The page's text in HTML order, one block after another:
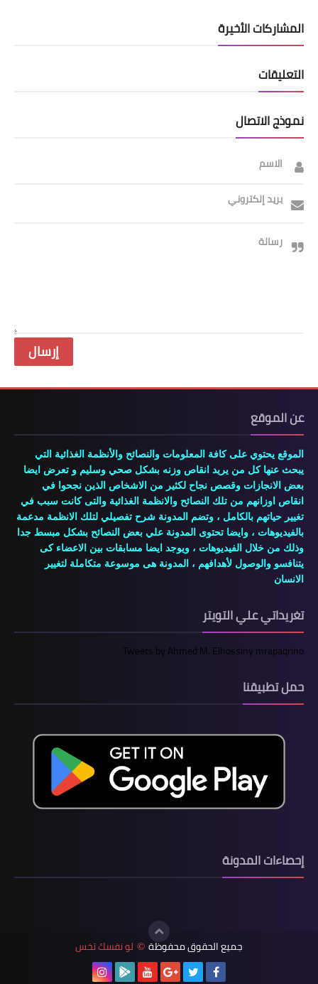
المشاركات الأخيرة
التعليقات
نموذج الاتصال
الاسم
بريد إلكتروني
رسالة
عن الموقع
الموقع يحتوي على كافة المعلومات والنصائح والأنظمة الغذائية التي
يبحث عنها كل من يريد انقاص وزنه بشكل صحي وسليم و تعرض ايضا
بعض الانجازات وقصص نجاح لكثير من الاشخاص الذين نجحوا في
انقاص اوزانهم من تلك النصائح والانظمة الغذائية والتى كانت سبب في
تغيير حياتهم بالكامل ، وتضم المدونة شرح تفصيلي لتلك الانظمة مدعمة
بالفيديوهات ، وايضا تحتوى المدونة علي بعض النصائح بشكل مبسط جدا
وذلك من خلال الفيديوهات ، ويوجد ايضا مسابقات بين الاعضاء كى
يتنافسو والوصول لأهدافهم ، المدونة هى موسوعة متكاملة لتغيير
الانسان
تغريداتي علي التويتر
Tweets by Ahmed M. Elhossiny mrapaqrino
حمل تطبيقنا
إحصاءات المدونة
جميع الحقوق محفوظة © لو نفسك تخس